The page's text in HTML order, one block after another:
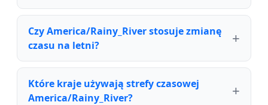
Czy America/Rainy_River stosuje zmianę
czasu na letni?
Które kraje używają strefy czasowej
America/Rainy_River?